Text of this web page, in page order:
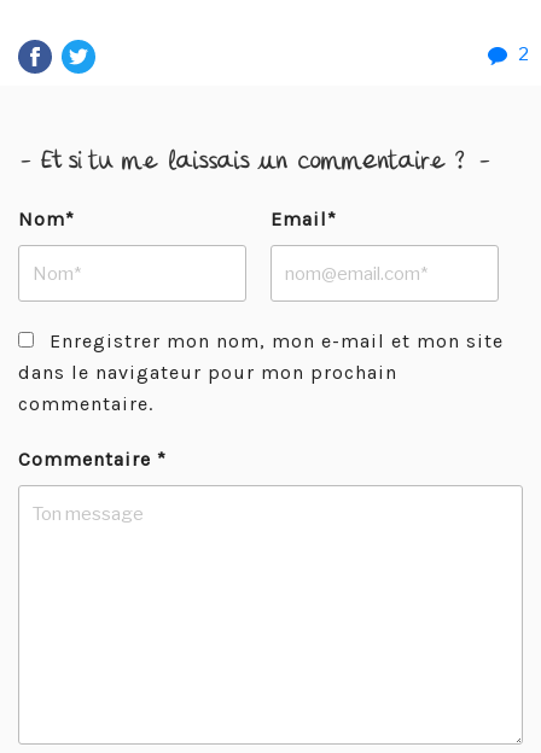
2
- Et si tu me laissais un commentaire ? -
Nom* Email*
Enregistrer mon nom, mon e-mail et mon site
dans le navigateur pour mon prochain
commentaire.
Commentaire *